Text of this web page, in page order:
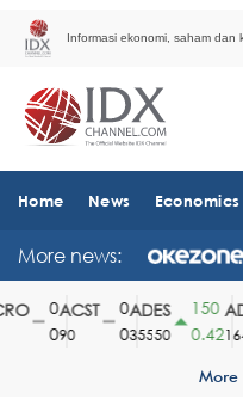
Informasi ekonomi, saham dan
Home News Economics
More news:
ACST
90
ADES
35550
150
0.42164
More